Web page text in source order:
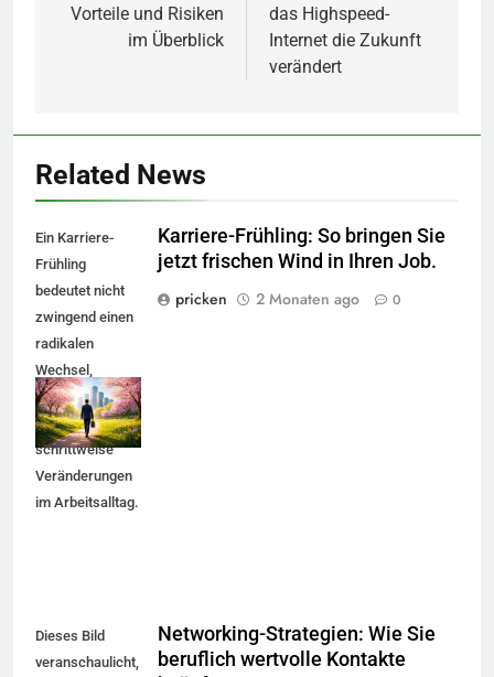
Vorteile und Risiken
im Überblick
das Highspeed-
Internet die Zukunft
verändert
Related News
Ein Karriere-
Frühling
bedeutet nicht
zwingend einen
radikalen
Wechsel,
sondern
gezielte,
schrittweise
Veränderungen
im Arbeitsalltag.
Karriere-Frühling: So bringen Sie
jetzt frischen Wind in Ihren Job.
pricken
2 Monaten ago 0
Dieses Bild
veranschaulicht,
Networking-Strategien: Wie Sie
beruflich wertvolle Kontakte